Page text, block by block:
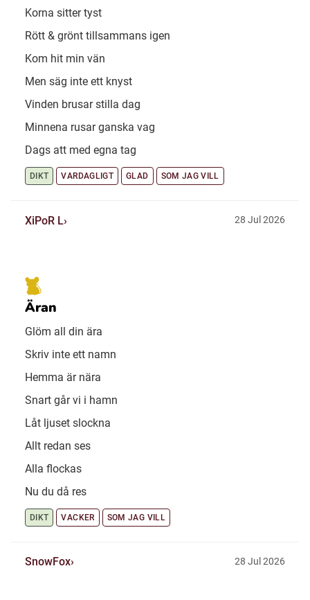
Korna sitter tyst
Rött & grönt tillsammans igen
Kom hit min vän
Men säg inte ett knyst
Vinden brusar stilla dag
Minnena rusar ganska vag
Dags att med egna tag
DIKT VARDAGLIGT GLAD SOM JAG VILL
XiPoR L 28 Jul 2026
Äran
Glöm all din ära
Skriv inte ett namn
Hemma är nära
Snart går vi i hamn
Låt ljuset slockna
Allt redan ses
Alla flockas
Nu du då res
DIKT VACKER SOM JAG VILL
SnowFox 28 Jul 2026